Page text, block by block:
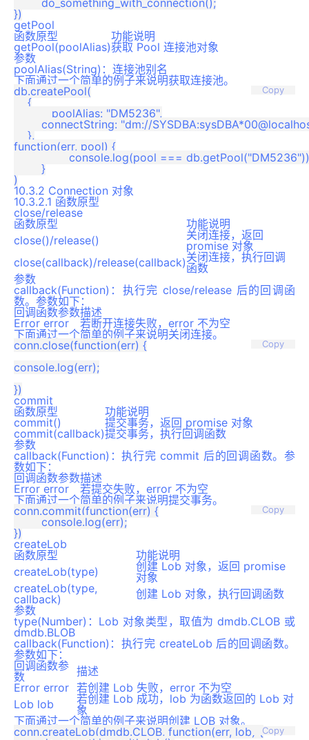
getPool
函数原型
功能说明
getPool(poolAlias)获取 Pool 连接池对象
参数
poolAlias(String)：连接池别名
下面通过一个简单的例子来说明获取连接池。
Copy
db.createPool(
    {
connectString: "dm://
    },
function(err, pool) {
10.3.2 Connection 对象
10.3.2.1 函数原型
close/release
函数原型
功能说明
close()/release()
关闭连接，返回
promise 对象
close(callback)/release(callback)关闭连接，执行回调
函数
参数
callback(Function)：执行完 close/release 后的回调函
数。参数如下：
回调函数参数描述
Error error
若断开连接失败，error 不为空
下面通过一个简单的例子来说明关闭连接。
Copy
conn.close(function(err) {
console.log(err);
commit
函数原型
功能说明
commit()
提交事务，返回 promise 对象
commit(callback)提交事务，执行回调函数
参数
callback(Function)：执行完 commit 后的回调函数。参
数如下：
回调函数参数描述
Error error
若提交失败，error 不为空
下面通过一个简单的例子来说明提交事务。
Copy
conn.commit(function(err) {
createLob
函数原型
功能说明
createLob(type)
创建 Lob 对象，返回 promise
对象
createLob(type,
callback)
创建 Lob 对象，执行回调函数
参数
type(Number)：Lob 对象类型，取值为 dmdb.CLOB 或
dmdb.BLOB
callback(Function)：执行完 createLob 后的回调函数。
参数如下：
回调函数参
数
描述
Error error 若创建 Lob 失败，error 不为空
Lob lob
若创建 Lob 成功，lob 为函数返回的 Lob 对
象
下面通过一个简单的例子来说明创建 LOB 对象。
Copy
conn.createLob(dmdb.CLOB, function(err, lob) {